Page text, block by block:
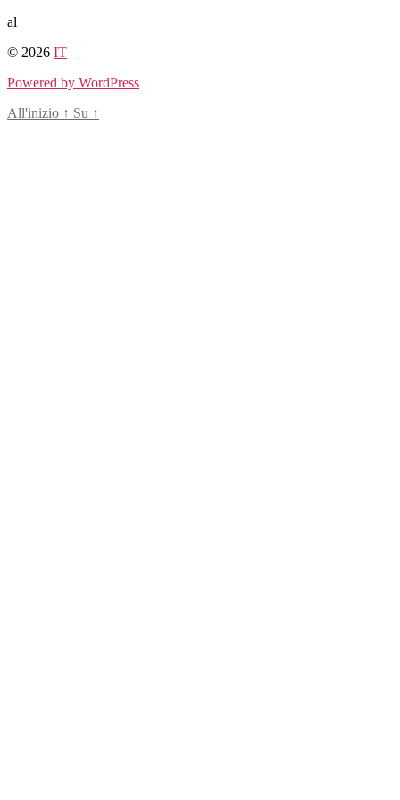
Salta
contenuto
al
© 2026 IT
Powered by WordPress
All'inizio ↑ Su ↑